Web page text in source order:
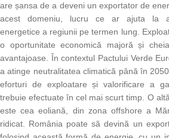
are șansa de a deveni un exportator de
acest domeniu, lucru ce ar ajuta la
energetice a regiunii pe termen lung.
o oportunitate economică majoră și
avantajoase. În contextul Pactului Verde
a atinge neutralitatea climatică până în
eforturi de exploatare și valorificare a
trebuie efectuate în cel mai scurt timp. O
este cea eoliană, din zona offshore a
ridicat. România poate să devină un